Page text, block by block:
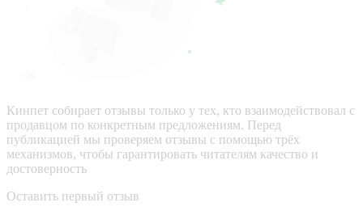
Кинпет собирает отзывы только у тех, кто взаимодействовал с
продавцом по конкретным предложениям. Перед
публикацией мы проверяем отзывы с помощью трёх
механизмов, чтобы гарантировать читателям качество и
достоверность
Оставить первый отзыв